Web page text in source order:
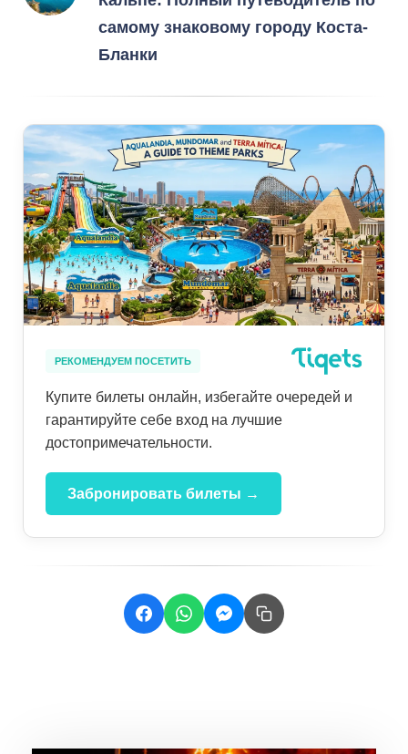
самому знаковому городу Коста-
Бланки
РЕКОМЕНДУЕМ ПОСЕТИТЬ
Купите билеты онлайн, избегайте очередей и
гарантируйте себе вход на лучшие
достопримечательности.
Забронировать билеты →